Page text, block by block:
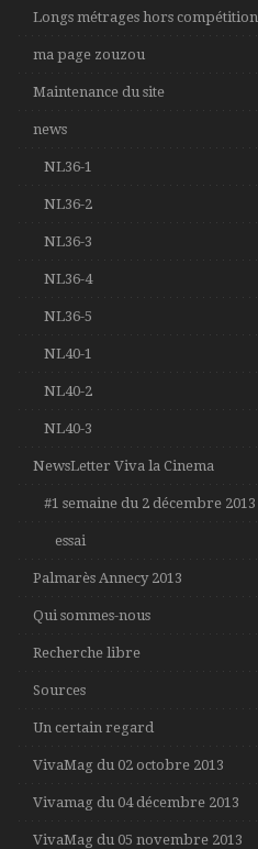
Longs métrages hors compétition
ma page zouzou
Maintenance du site
news
NL36-1
NL36-2
NL36-3
NL36-4
NL36-5
NL40-1
NL40-2
NL40-3
NewsLetter Viva la Cinema
#1 semaine du 2 décembre 2013
essai
Palmarès Annecy 2013
Qui sommes-nous
Recherche libre
Sources
Un certain regard
VivaMag du 02 octobre 2013
Vivamag du 04 décembre 2013
VivaMag du 05 novembre 2013